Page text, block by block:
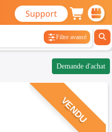
Support
Filtre avancé
Demande d'achat
VENDU